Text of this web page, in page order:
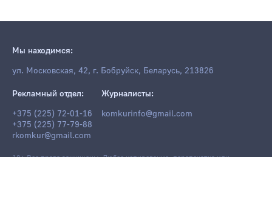
Мы находимся:
ул. Московская, 42, г. Бобруйск, Беларусь, 213826
Рекламный отдел:
+375 (225) 72-01-16
+375 (225) 77-79-88
rkomkur@gmail.com
Журналисты:
komkurinfo@gmail.com
18+ Все права защищены. Любое копирование, перепечатка или